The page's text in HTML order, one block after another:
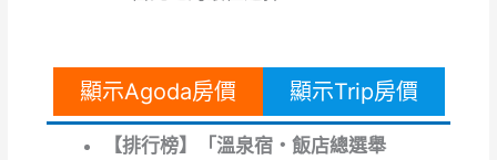
顯示Agoda房價 顯示Trip房價
【排行榜】「溫泉宿・飯店總選舉